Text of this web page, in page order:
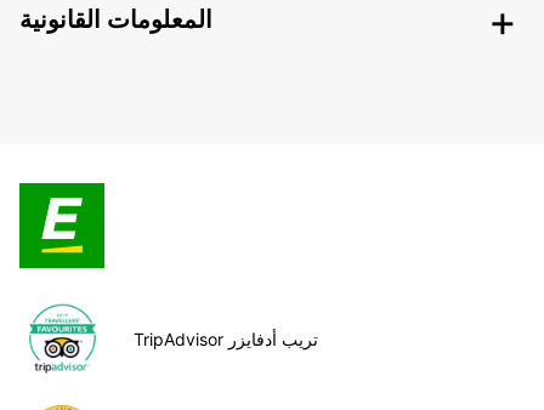
المعلومات القانونية
TripAdvisor تريب أدفايزر